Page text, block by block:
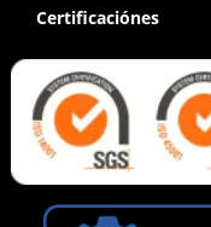
Certificaciónes